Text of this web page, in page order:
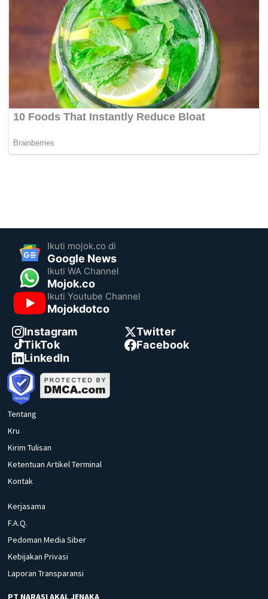
Ikuti mojok.co di
Google News
Ikuti WA Channel
Mojok.co
Ikuti Youtube Channel
Mojokdotco
Instagram
Twitter
TikTok
Facebook
LinkedIn
Tentang
Kru
Kirim Tulisan
Ketentuan Artikel Terminal
Kontak
Kerjasama
F.A.Q.
Pedoman Media Siber
Kebijakan Privasi
Laporan Transparansi
PT NARASI AKAL JENAKA